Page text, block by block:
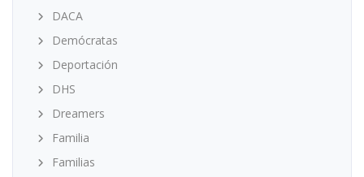
DACA
Demócratas
Deportación
DHS
Dreamers
Familia
Familias